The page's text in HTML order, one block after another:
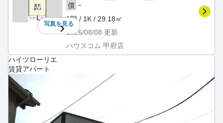
写真を見る
償 －
1階 / 1K / 29.18㎡
2026/08/08 更新
ハウスコム 甲府店
ハイツローリエ
賃貸アパート